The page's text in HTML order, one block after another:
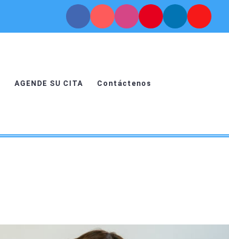
AGENDE SU CITA Contáctenos